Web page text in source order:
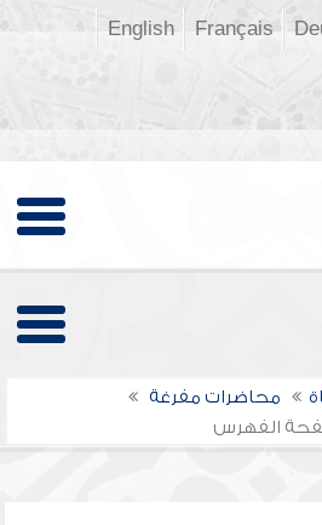
Français
English
محاضرات مفرغة
الفهرس